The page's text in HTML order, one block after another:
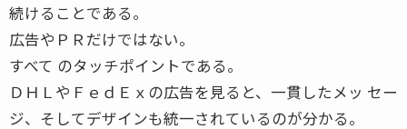
続けることである。
広告やＰＲだけではない。
すべて のタッチポイントである。
ＤＨＬやＦｅｄＥｘの広告を見ると、一貫したメッ セー
ジ、そしてデザインも統一されているのが分かる。